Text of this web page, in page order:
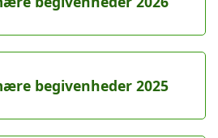
begivenheder 2025